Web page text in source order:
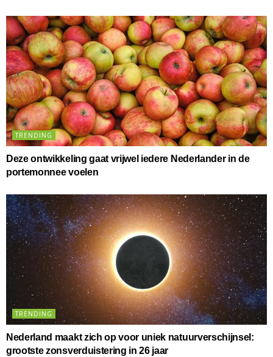
TRENDING
Deze ontwikkeling gaat vrijwel iedere Nederlander in de
portemonnee voelen
TRENDING
Nederland maakt zich op voor uniek natuurverschijnsel:
grootste zonsverduistering in 26 jaar